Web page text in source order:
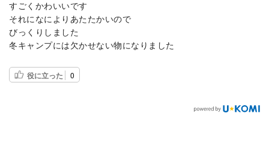
すごくかわいいです
それになによりあたたかいので
びっくりしました
冬キャンプには欠かせない物になりました
役に立った 0